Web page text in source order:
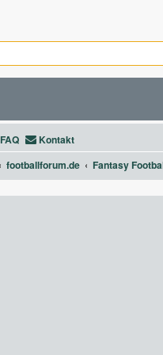
FAQ
Kontakt
footballforum.de Fantasy